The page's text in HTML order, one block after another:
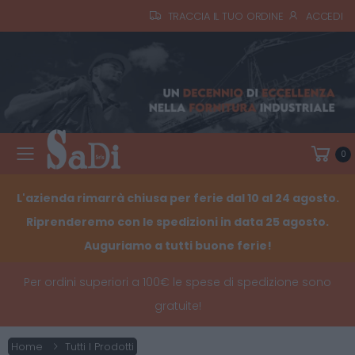
TRACCIA IL TUO ORDINE ACCEDI
Toggle mobile menu 0
L'azienda rimarrà chiusa per ferie dal 10 al 24 agosto.
Riprenderemo con le spedizioni in data 25 agosto.
Auguriamo a tutti buone ferie!
Per ordini superiori a 100€ le spese di spedizione sono
gratuite!
Home Tutti I Prodotti